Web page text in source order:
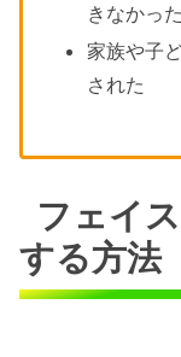
きなかった
家族や子
された
フェイ
する方法